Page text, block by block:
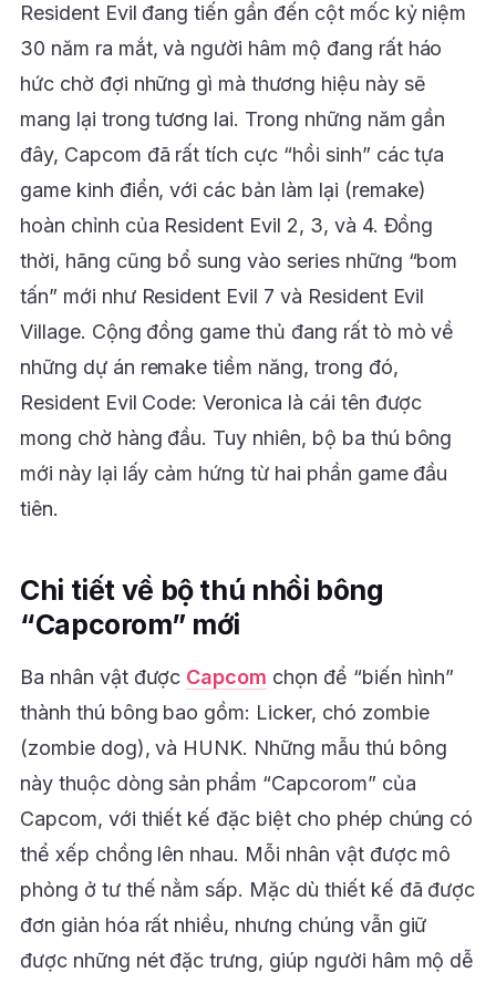
Resident Evil đang tiến gần đến cột mốc kỷ niệm
30 năm ra mắt, và người hâm mộ đang rất háo
hức chờ đợi những gì mà thương hiệu này sẽ
mang lại trong tương lai. Trong những năm gần
đây, Capcom đã rất tích cực “hồi sinh” các tựa
game kinh điển, với các bản làm lại (remake)
hoàn chỉnh của Resident Evil 2, 3, và 4. Đồng
thời, hãng cũng bổ sung vào series những “bom
tấn” mới như Resident Evil 7 và Resident Evil
Village. Cộng đồng game thủ đang rất tò mò về
những dự án remake tiềm năng, trong đó,
Resident Evil Code: Veronica là cái tên được
mong chờ hàng đầu. Tuy nhiên, bộ ba thú bông
mới này lại lấy cảm hứng từ hai phần game đầu
tiên.
Chi tiết về bộ thú nhồi bông
“Capcorom” mới
Ba nhân vật được Capcom chọn để “biến hình”
thành thú bông bao gồm: Licker, chó zombie
(zombie dog), và HUNK. Những mẫu thú bông
này thuộc dòng sản phẩm “Capcorom” của
Capcom, với thiết kế đặc biệt cho phép chúng có
thể xếp chồng lên nhau. Mỗi nhân vật được mô
phỏng ở tư thế nằm sấp. Mặc dù thiết kế đã được
đơn giản hóa rất nhiều, nhưng chúng vẫn giữ
được những nét đặc trưng, giúp người hâm mộ dễ